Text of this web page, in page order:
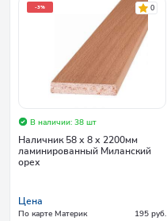
-3% 0
В наличии: 38 шт
Наличник 58 х 8 х 2200мм
ламинированный Миланский
орех
Цена
По карте Материк
195 руб.